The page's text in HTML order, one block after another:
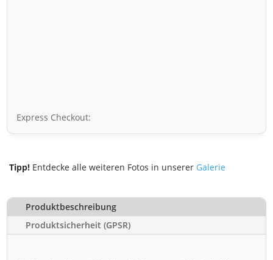
Express Checkout:
Tipp! Entdecke alle weiteren Fotos in unserer Galerie
Produktbeschreibung
Produktsicherheit (GPSR)